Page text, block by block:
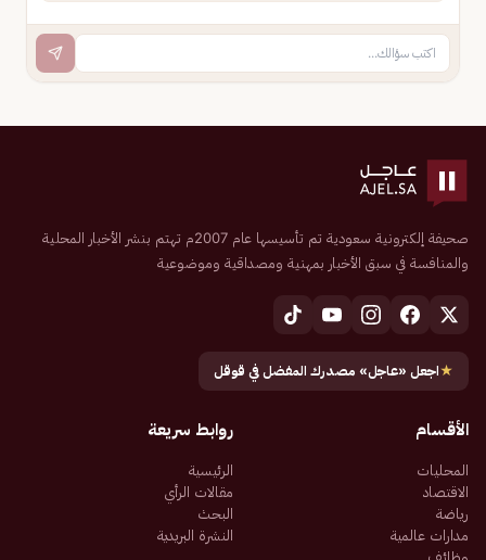
صحيفة إلكترونية سعودية تم تأسيسها عام 2007م تهتم بنشر الأخبار المحلية
والمنافسة في سبق الأخبار بمهنية ومصداقية وموضوعية
★اجعل «عاجل» مصدرك المفضل في قوقل
الأقسام
المحليات
الاقتصاد
رياضة
مدارات عالمية
روابط سريعة
الرئيسية
مقالات الرأي
البحث
النشرة البريدية